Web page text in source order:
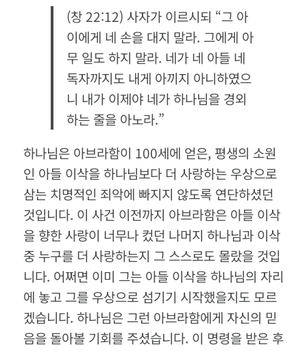
(창 22:12) 사자가 이르시되 “그 아
이에게 네 손을 대지 말라. 그에게 아
무 일도 하지 말라. 네가 네 아들 네
독자까지도 내게 아끼지 아니하였으
니 내가 이제야 네가 하나님을 경외
하는 줄을 아노라.”
하나님은 아브라함이 100세에 얻은, 평생의 소원
인 아들 이삭을 하나님보다 더 사랑하는 우상으로
삼는 치명적인 죄악에 빠지지 않도록 연단하셨던
것입니다. 이 사건 이전까지 아브라함은 아들 이삭
을 향한 사랑이 너무나 컸던 나머지 하나님과 이삭
중 누구를 더 사랑하는지 그 스스로도 몰랐을 것입
니다. 어쩌면 이미 그는 아들 이삭을 하나님의 자리
에 놓고 그를 우상으로 섬기기 시작했을지도 모르
겠습니다. 하나님은 그런 아브라함에게 자신의 믿
음을 돌아볼 기회를 주셨습니다. 이 명령을 받은 후